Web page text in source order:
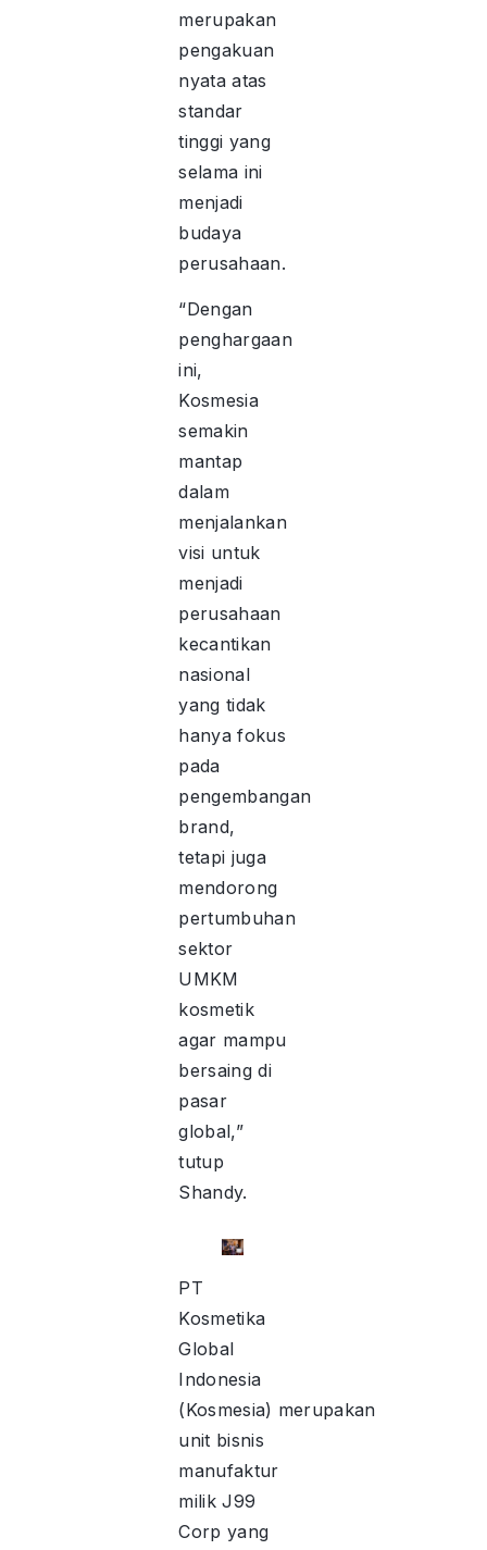
merupakan
pengakuan
nyata atas
standar
tinggi yang
selama ini
menjadi
budaya
perusahaan.
“Dengan
penghargaan
ini,
Kosmesia
semakin
mantap
dalam
menjalankan
visi untuk
menjadi
perusahaan
kecantikan
nasional
yang tidak
hanya fokus
pada
pengembangan
brand,
tetapi juga
mendorong
pertumbuhan
sektor
UMKM
kosmetik
agar mampu
bersaing di
pasar
global,”
tutup
Shandy.
PT
Kosmetika
Global
Indonesia
(Kosmesia) merupakan
unit bisnis
manufaktur
milik J99
Corp yang